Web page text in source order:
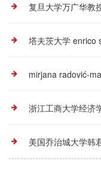
复旦大学万广华教
塔夫茨大学 enrico
讲学
mirjana radović-
浙江工商大学经济
学
美国乔治城大学韩